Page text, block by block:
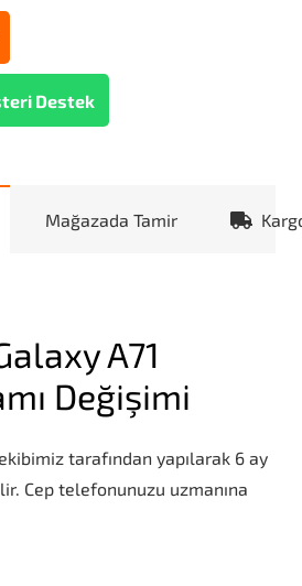
Destek
Mağazada Tamir
A71
Değişimi
tarafından yapılarak 6 ay
Cep telefonunuzu uzmanına